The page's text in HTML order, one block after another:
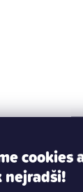
cookies
nejradši!
3,0 %.